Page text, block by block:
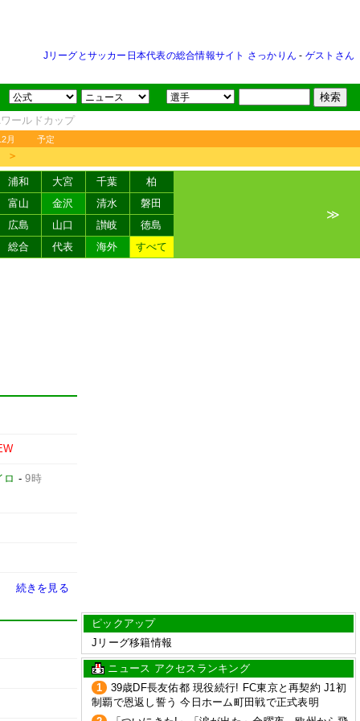
Jリーグとサッカー日本代表の総合情報サイト さっかりん - ゲストさん
ールドカップ
月 予定
＞
浦和 大宮 千葉
柏
富山
金沢 清水
磐田
広島
山口 讃岐
徳島
総合
代表 海外 すべて
≫
ロ -9時
続きを見る
ピックアップ
Jリーグ移籍情報
ニュース アクセスランキング
1
39歳DF長友佑都 現役続行! FC東京と再契約 J1初
制覇で恩返し誓う 今日ホーム町田戦で正式表明